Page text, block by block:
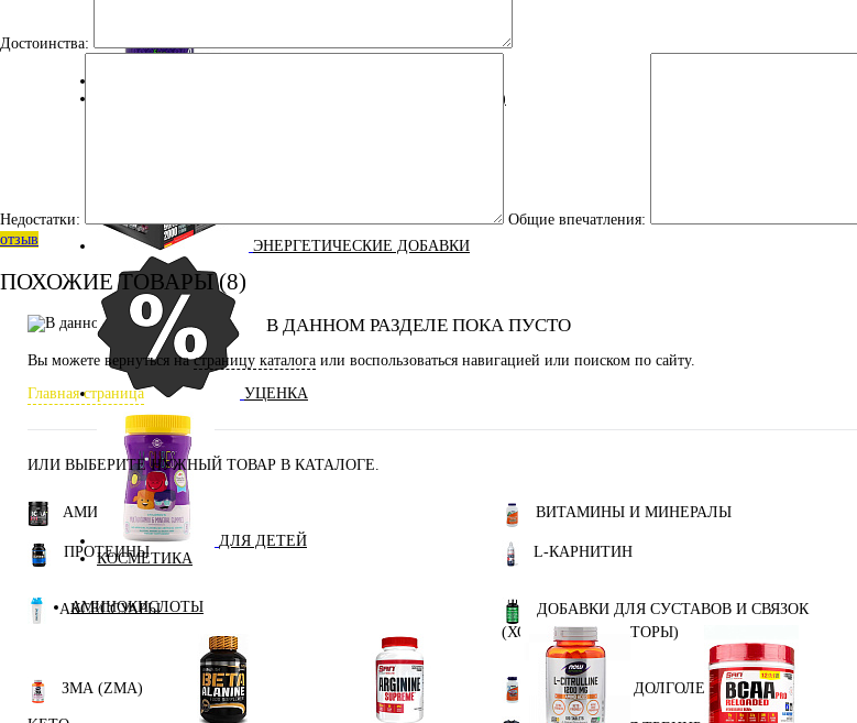
100% GOLDEN BCAA 210 ГР (MAXLER) (НАТУРАЛЬНЫЙ)
ЭНЕРГЕТИЧЕСКИЕ ДОБАВКИ
УЦЕНКА
ДЛЯ ДЕТЕЙ
КОСМЕТИКА
АМИНОКИСЛОТЫ
Достоинства:
Недостатки: Общие впечатления:
отзыв
ПОХОЖИЕ ТОВАРЫ (8)
В ДАННОМ РАЗДЕЛЕ ПОКА ПУСТО
Вы можете вернуться настраницу каталога или воспользоваться навигацией или поиском по сайту.
Главная страница
ИЛИ ВЫБЕРИТЕ НУЖНЫЙ ТОВАР В КАТАЛОГЕ.
АМИНОКИСЛОТЫ ВИТАМИНЫ И МИНЕРАЛЫ
ПРОТЕИНЫ L-КАРНИТИН
АКСЕССУАРЫ
ДОБАВКИ ДЛЯ СУСТАВОВ И СВЯЗОК
(ХОНДРОПРОТЕКТОРЫ)
ЗМА (ZMA) ЗДОРОВЬЕ И ДОЛГОЛЕТИЕ